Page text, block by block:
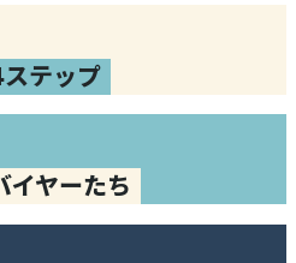
テップ
イヤーたち